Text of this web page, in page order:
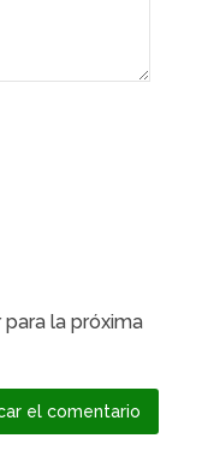
la próxima